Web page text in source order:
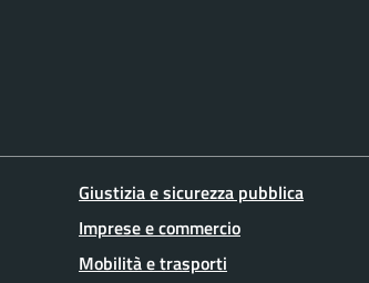
Giustizia e sicurezza pubblica
Imprese e commercio
Mobilità e trasporti